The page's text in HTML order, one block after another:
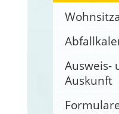
Ausweis-
Auskunft